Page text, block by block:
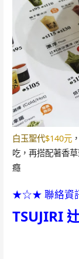
白玉聖代$140元
吃，再搭配著香
癮
★☆★ 聯絡
TSUJIRI